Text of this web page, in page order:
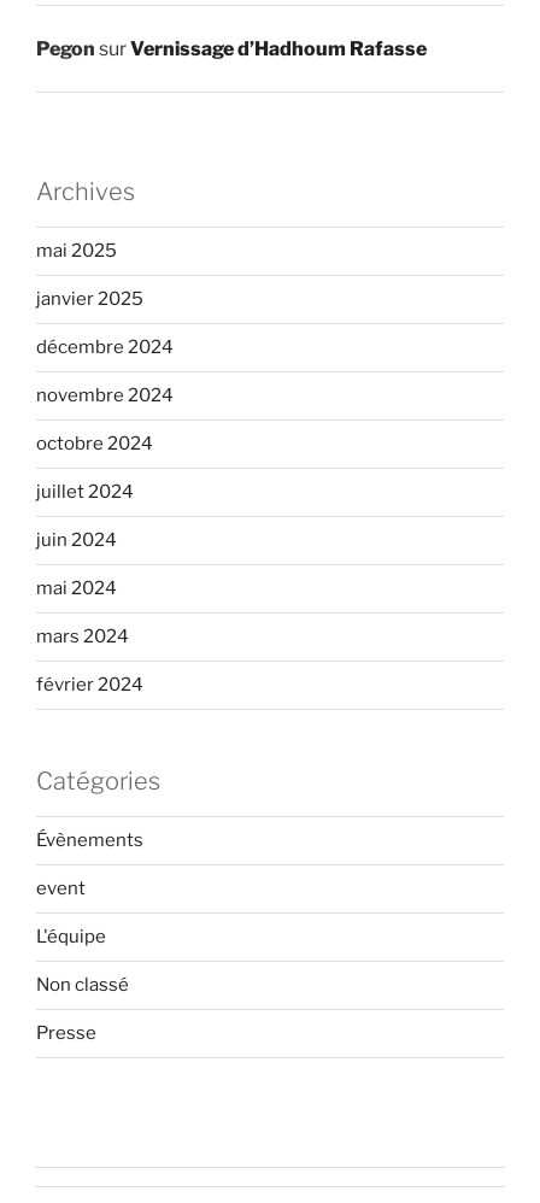
Pegon surVernissage d’Hadhoum Rafasse
Archives
mai 2025
janvier 2025
décembre 2024
novembre 2024
octobre 2024
juillet 2024
juin 2024
mai 2024
mars 2024
février 2024
Catégories
Évènements
event
L'équipe
Non classé
Presse